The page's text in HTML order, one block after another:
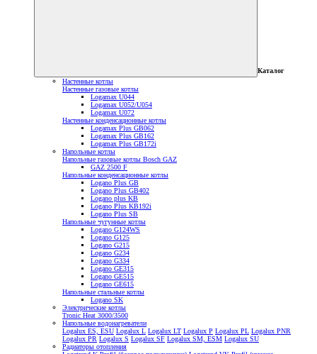
Каталог
Настенные котлы
Настенные газовые котлы
Logamax U044
Logamax U052/U054
Logamax U072
Настенные конденсационные котлы
Logamax Plus GB062
Logamax Plus GB162
Logamax Plus GB172i
Напольные котлы
Напольные газовые котлы Bosch GAZ
GAZ 2500 F
Напольные конденсационные котлы
Logano Plus GB
Logano Plus GB402
Logano plus KB
Logano Plus KB192i
Logano Plus SB
Напольные чугунные котлы
Logano G124WS
Logano G125
Logano G215
Logano G234
Logano G334
Logano GE315
Logano GE515
Logano GE615
Напольные стальные котлы
Logano SK
Электрические котлы
Tronic Heat 3000/3500
Напольные водонагреватели
Logalux ES, ESU Logalux L Logalux LT Logalux P Logalux PL Logalux PNR
Logalux PR Logalux S Logalux SF Logalux SM, ESM Logalux SU
Радиаторы отопления